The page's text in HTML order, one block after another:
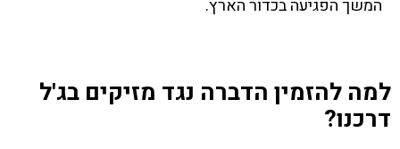
המשך הפגיעה בכדור הארץ.
למה להזמין הדברה נגד מזיקים בג'ל
דרכנו?